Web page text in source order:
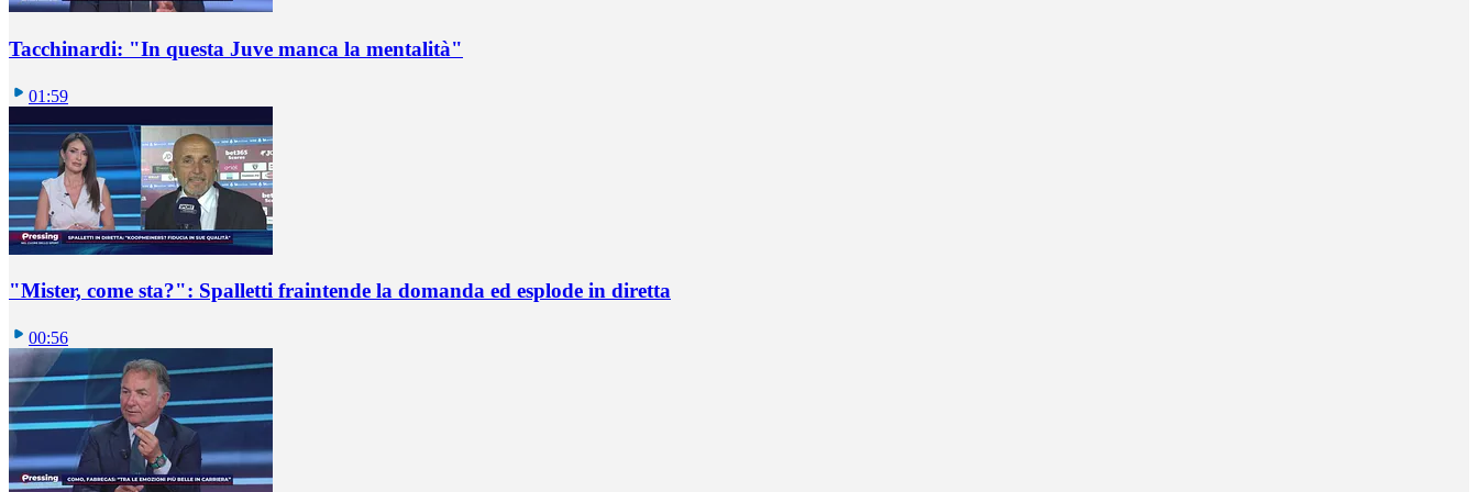
Tacchinardi: "In questa Juve manca la mentalità"
01:59
"Mister, come sta?": Spalletti fraintende la domanda ed esplode in diretta
00:56